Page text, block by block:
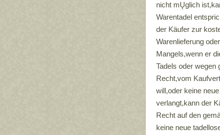
nicht mŲglich
Warentadel
der Käufer zur
Warenlieferung
Mangels,wenn er
Tadels oder wegen
Recht,vom
will,oder keine
verlangt,kann der
Recht auf den
keine neue